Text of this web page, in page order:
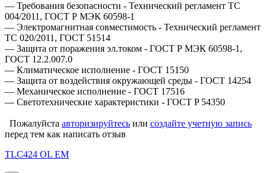
— Требования безопасности - Технический регламент ТС
004/2011, ГОСТ Р МЭК 60598-1
— Электромагнитная совместимость - Технический регламент
ТС 020/2011, ГОСТ 51514
— Защита от поражения эл.током - ГОСТ Р МЭК 60598-1,
ГОСТ 12.2.007.0
— Климатическое исполнение - ГОСТ 15150
— Защита от воздействия окружающей среды - ГОСТ 14254
— Механическое исполнение - ГОСТ 17516
— Светотехнические характеристики - ГОСТ P 54350
Пожалуйста авторизируйтесь или создайте учетную запись
перед тем как написать отзыв
TLC424 OL EM